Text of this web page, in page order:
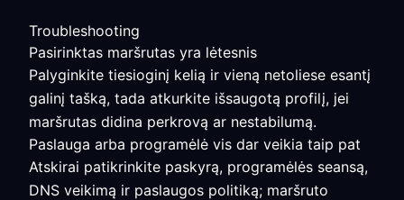
Troubleshooting
Pasirinktas maršrutas yra lėtesnis
Palyginkite tiesioginį kelią ir vieną netoliese esantį
galinį tašką, tada atkurkite išsaugotą profilį, jei
maršrutas didina perkrovą ar nestabilumą.
Paslauga arba programėlė vis dar veikia taip pat
Atskirai patikrinkite paskyrą, programėlės seansą,
DNS veikimą ir paslaugos politiką; maršruto